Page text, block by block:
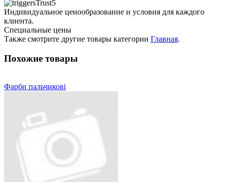
Индивидуальное ценообразование и условия для каждого
клиента.
Специальные цены
Также смотрите другие товары категории Главная.
Похожие товары
Фарби пальчикові